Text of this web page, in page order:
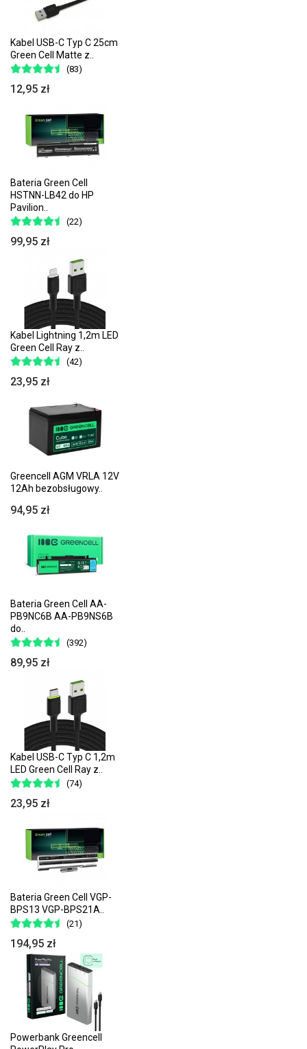
Kabel USB-C Typ C 25cm
Green Cell Matte z..
(83)
12,95 zł
Bateria Green Cell
HSTNN-LB42 do HP
Pavilion..
(22)
99,95 zł
Kabel Lightning 1,2m LED
Green Cell Ray z..
(42)
23,95 zł
Greencell AGM VRLA 12V
12Ah bezobsługowy..
94,95 zł
Bateria Green Cell AA-
PB9NC6B AA-PB9NS6B
do..
(392)
89,95 zł
Kabel USB-C Typ C 1,2m
LED Green Cell Ray z..
(74)
23,95 zł
Bateria Green Cell VGP-
BPS13 VGP-BPS21A..
(21)
194,95 zł
Powerbank Greencell